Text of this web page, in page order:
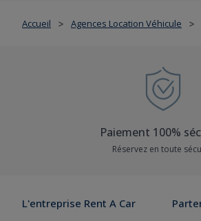
Accueil > Agences Location Véhicule >
Paiement 100%
Réservez en toute
L'entreprise Rent A Car